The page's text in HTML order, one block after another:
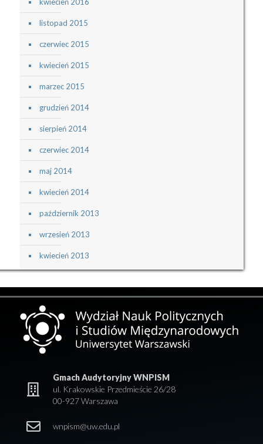
kwiecień 2016
listopad 2015
czerwiec 2015
kwiecień 2015
marzec 2015
grudzień 2014
sierpień 2014
czerwiec 2014
maj 2014
kwiecień 2014
październik 2013
wrzesień 2013
kwiecień 2013
Gmach Audytoryjny WNPISM
ul. Krakowskie Przedmieście 26/28
00-927 Warszawa
wnpism@uw.edu.pl